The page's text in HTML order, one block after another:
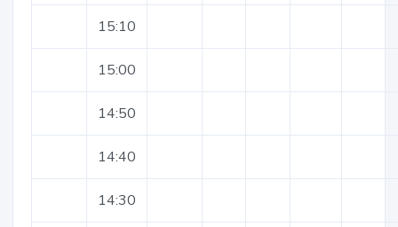
15:10
15:00
14:50
14:40
14:30